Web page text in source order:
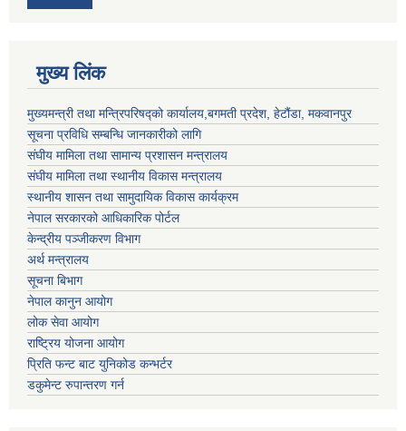
मुख्य लिंक
मुख्यमन्त्री तथा मन्त्रिपरिषद्को कार्यालय,बगमती प्रदेश, हेटौंडा, मकवानपुर
सूचना प्रविधि सम्बन्धि जानकारीको लागि
संघीय मामिला तथा सामान्य प्रशासन मन्त्रालय
संघीय मामिला तथा स्थानीय विकास मन्त्रालय
स्थानीय शासन तथा सामुदायिक विकास कार्यक्रम
नेपाल सरकारको आधिकारिक पोर्टल
केन्द्रीय पञ्जीकरण विभाग
अर्थ मन्त्रालय
सूचना बिभाग
नेपाल कानुन आयोग
लोक सेवा आयोग
राष्ट्रिय योजना आयोग
प्रिति फन्ट बाट युनिकोड कन्भर्टर
डकुमेन्ट रुपान्तरण गर्न